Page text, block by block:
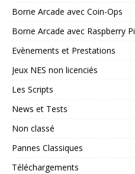
Borne Arcade avec Coin-Ops
Borne Arcade avec Raspberry Pi
Evènements et Prestations
Jeux NES non licenciés
Les Scripts
News et Tests
Non classé
Pannes Classiques
Téléchargements